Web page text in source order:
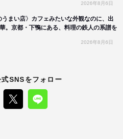
2026年8月6日
うまい店〉カフェみたいな外観なのに、出
。京都・下鴨にある、料理の鉄人の系譜を
2026年8月6日
SNSをフォロー